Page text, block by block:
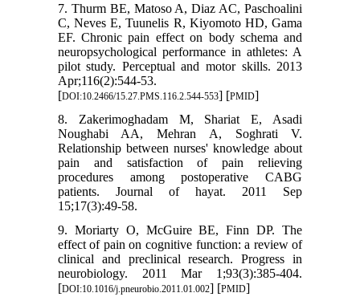
7. Thurm BE, Matoso A, Diaz AC, Paschoalini
C, Neves E, Tuunelis R, Kiyomoto HD, Gama
EF. Chronic pain effect on body schema and
neuropsychological performance in athletes: A
pilot study. Perceptual and motor skills. 2013
Apr;116(2):544-53.
[DOI:10.2466/15.27.PMS.116.2.544-553] [PMID]
8. Zakerimoghadam M, Shariat E, Asadi
Noughabi AA, Mehran A, Soghrati V.
Relationship between nurses' knowledge about
pain and satisfaction of pain relieving
procedures among postoperative CABG
patients. Journal of hayat. 2011 Sep
15;17(3):49-58.
9. Moriarty O, McGuire BE, Finn DP. The
effect of pain on cognitive function: a review of
clinical and preclinical research. Progress in
neurobiology. 2011 Mar 1;93(3):385-404.
[DOI:10.1016/j.pneurobio.2011.01.002] [PMID]